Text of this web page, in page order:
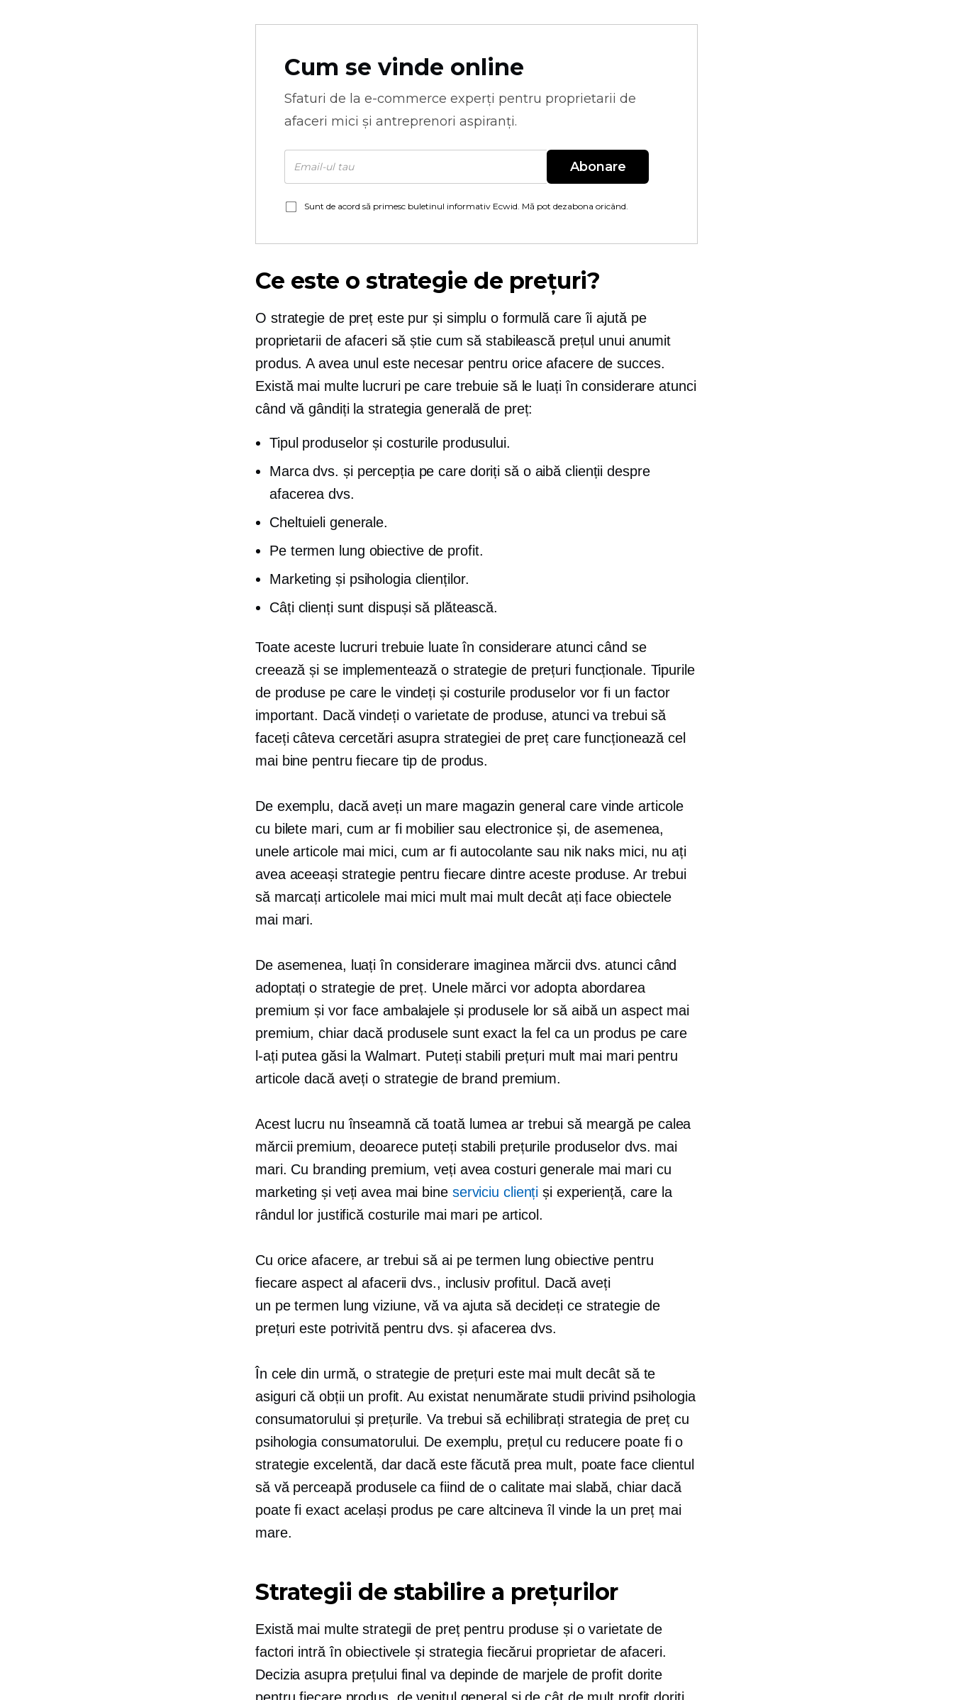
Cum se vinde online
Sfaturi de la e-commerce experți pentru proprietarii de
afaceri mici și antreprenori aspiranți.
Abonare
Sunt de acord să primesc buletinul informativ Ecwid. Mă pot dezabona oricând.
Ce este o strategie de prețuri?
O strategie de preț este pur și simplu o formulă care îi ajută pe
proprietarii de afaceri să știe cum să stabilească prețul unui anumit
produs. A avea unul este necesar pentru orice afacere de succes.
Există mai multe lucruri pe care trebuie să le luați în considerare atunci
când vă gândiți la strategia generală de preț:
Tipul produselor și costurile produsului.
Marca dvs. și percepția pe care doriți să o aibă clienții despre
afacerea dvs.
Cheltuieli generale.
Pe termen lung obiective de profit.
Marketing și psihologia clienților.
Câți clienți sunt dispuși să plătească.
Toate aceste lucruri trebuie luate în considerare atunci când se
creează și se implementează o strategie de prețuri funcționale. Tipurile
de produse pe care le vindeți și costurile produselor vor fi un factor
important. Dacă vindeți o varietate de produse, atunci va trebui să
faceți câteva cercetări asupra strategiei de preț care funcționează cel
mai bine pentru fiecare tip de produs.
De exemplu, dacă aveți un mare magazin general care vinde articole
cu bilete mari, cum ar fi mobilier sau electronice și, de asemenea,
unele articole mai mici, cum ar fi autocolante sau nik naks mici, nu ați
avea aceeași strategie pentru fiecare dintre aceste produse. Ar trebui
să marcați articolele mai mici mult mai mult decât ați face obiectele
mai mari.
De asemenea, luați în considerare imaginea mărcii dvs. atunci când
adoptați o strategie de preț. Unele mărci vor adopta abordarea
premium și vor face ambalajele și produsele lor să aibă un aspect mai
premium, chiar dacă produsele sunt exact la fel ca un produs pe care
l-ați putea găsi la Walmart. Puteți stabili prețuri mult mai mari pentru
articole dacă aveți o strategie de brand premium.
Acest lucru nu înseamnă că toată lumea ar trebui să meargă pe calea
mărcii premium, deoarece puteți stabili prețurile produselor dvs. mai
mari. Cu branding premium, veți avea costuri generale mai mari cu
marketing și veți avea mai bine serviciu clienți și experiență, care la
rândul lor justifică costurile mai mari pe articol.
Cu orice afacere, ar trebui să ai pe termen lung obiective pentru
fiecare aspect al afacerii dvs., inclusiv profitul. Dacă aveți
un pe termen lung viziune, vă va ajuta să decideți ce strategie de
prețuri este potrivită pentru dvs. și afacerea dvs.
În cele din urmă, o strategie de prețuri este mai mult decât să te
asiguri că obții un profit. Au existat nenumărate studii privind psihologia
consumatorului și prețurile. Va trebui să echilibrați strategia de preț cu
psihologia consumatorului. De exemplu, prețul cu reducere poate fi o
strategie excelentă, dar dacă este făcută prea mult, poate face clientul
să vă perceapă produsele ca fiind de o calitate mai slabă, chiar dacă
poate fi exact același produs pe care altcineva îl vinde la un preț mai
mare.
Strategii de stabilire a prețurilor
Există mai multe strategii de preț pentru produse și o varietate de
factori intră în obiectivele și strategia fiecărui proprietar de afaceri.
Decizia asupra prețului final va depinde de marjele de profit dorite